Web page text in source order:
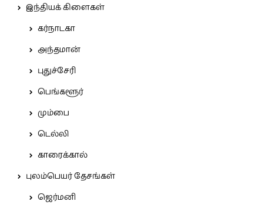
இந்தியக் கிளைகள்
கர்நாடகா
அந்தமான்
புதுச்சேரி
பெங்களூர்
மும்பை
டெல்லி
காரைக்கால்
புலம்பெயர் தேசங்கள்
ஜெர்மனி